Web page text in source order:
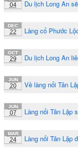
04 Du lịch Long An
DEC
22 Làng cổ Phước
OCT
29 Du lịch Long An
JUN
20 Về làng nổi Tân
JUN
07 Làng nổi Tân Lập
MAR
24 Làng nổi Tân Lập